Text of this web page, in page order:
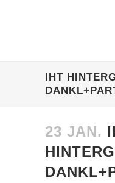
IHT
23 JAN.